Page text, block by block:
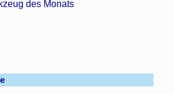
des Monats